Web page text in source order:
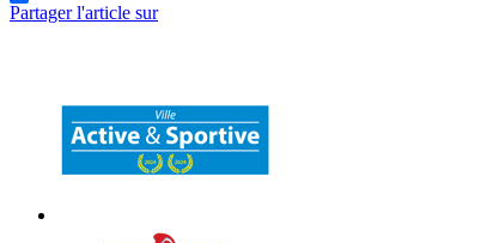
Partager l'article sur